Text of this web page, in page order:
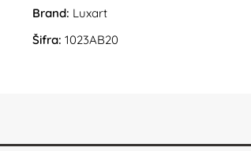
Brand: Luxart
Šifra: 1023AB20